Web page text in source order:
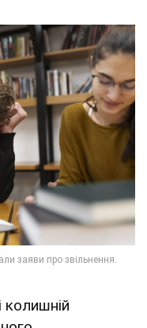
колишній